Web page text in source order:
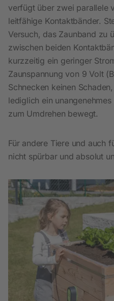
verfügt über zwei parallele
leitfähige Kontaktbänder.
Versuch, das Zaunband zu
zwischen beiden
kurzzeitig ein geringer
Zaunspannung von 9 Volt
Schnecken keinen
lediglich ein
zum Umdrehen bewegt.
Für andere Tiere und auch
nicht spürbar und absolut